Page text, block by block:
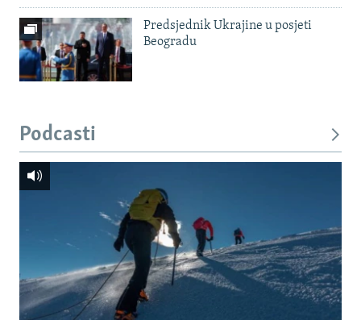
Predsjednik Ukrajine u posjeti
Beogradu
Podcasti